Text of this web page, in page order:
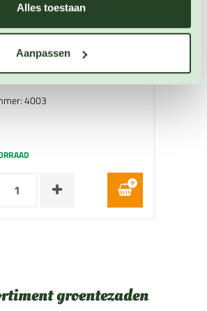
Alles toestaan
Aanpassen
Explosive Ember
4003
groentezaden